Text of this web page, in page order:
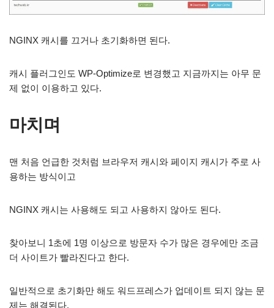
NGINX 캐시를 끄거나 초기화하면 된다.
캐시 플러그인도 WP-Optimize로 변경했고 지금까지는 아무 문
제 없이 이용하고 있다.
마치며
맨 처음 언급한 것처럼 브라우저 캐시와 페이지 캐시가 주로 사
용하는 방식이고
NGINX 캐시는 사용해도 되고 사용하지 않아도 된다.
찾아보니 1초에 1명 이상으로 방문자 수가 많은 경우에만 조금
더 사이트가 빨라진다고 한다.
일반적으로 초기화만 해도 워드프레스가 업데이트 되지 않는 문
제는 해결된다.